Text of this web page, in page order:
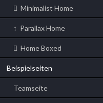
Minimalist Home
Parallax Home
Home Boxed
Beispielseiten
Teamseite